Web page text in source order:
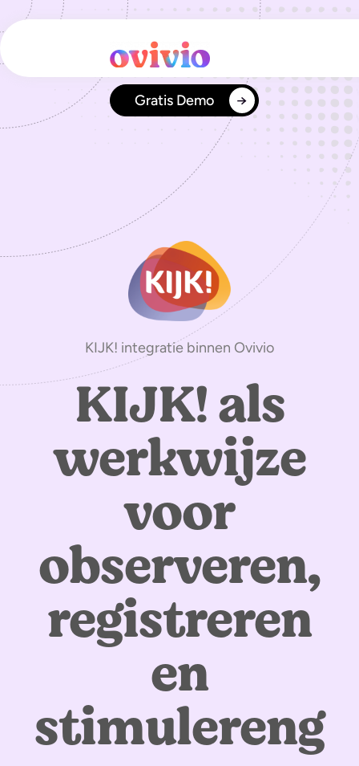
naar
de
inhoud
Gratis Demo
KIJK! integratie binnen Ovivio
KIJK! als
werkwijze
voor
observeren,
registreren
en
stimulereng